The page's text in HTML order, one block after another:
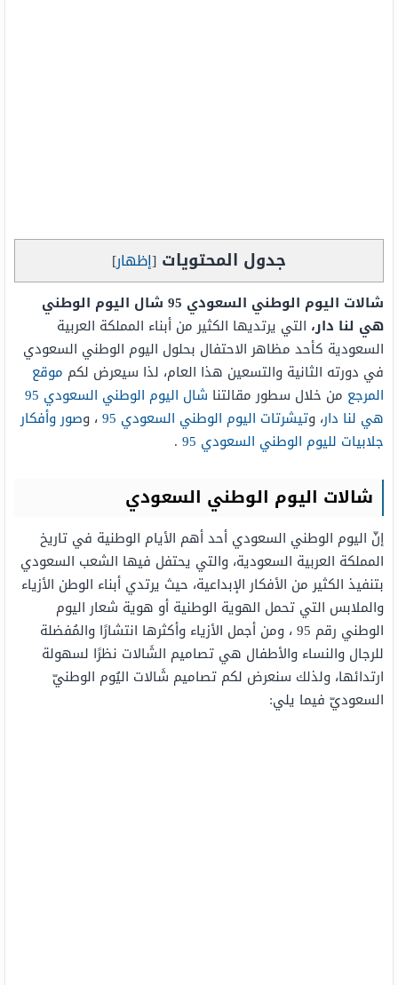
جدول المحتويات [إظهار]
شالات اليوم الوطني السعودي 95 شال اليوم الوطني
هي لنا دار، التي يرتديها الكثير من أبناء المملكة العربية
السعودية كأحد مظاهر الاحتفال بحلول اليوم الوطني السعودي
في دورته الثانية والتسعين هذا العام، لذا سيعرض لكم موقع
المرجع من خلال سطور مقالتنا
شال اليوم الوطني السعودي 95
هي لنا دار، وتيشرتات اليوم الوطني السعودي 95 ، وصور وأفكار
جلابيات لليوم الوطني السعودي 95
.
شالات اليوم الوطني السعودي
إنّ اليوم الوطني السعودي أحد أهم الأيام الوطنية في تاريخ
المملكة العربية السعودية، والتي يحتفل فيها الشعب السعودي
بتنفيذ الكثير من الأفكار الإبداعية، حيث يرتدي أبناء الوطن الأزياء
والملابس التي تحمل الهوية الوطنية أو هوية شعار اليوم
الوطني رقم 95 ، ومن أجمل الأزياء وأكثرها انتشارًا والمُفضلة
للرجال والنساء والأطفال هي تصاميم الشَالات نظرًا لسهولة
ارتدائها، ولذلك سنعرض لكم تصاميم شَالات اليُوم الوطنيّ
السعوديّ فيما يلي: